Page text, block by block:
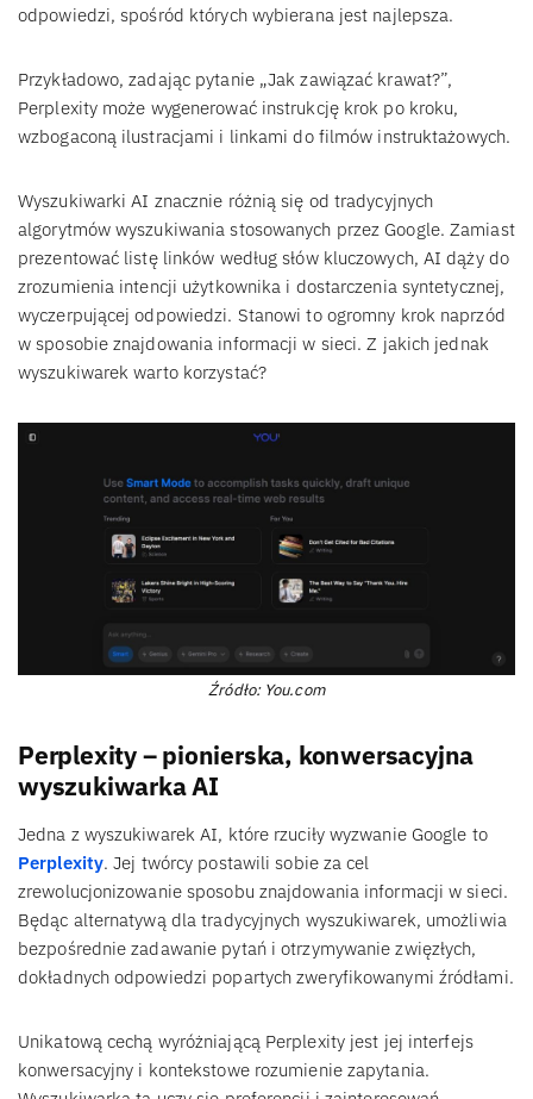
odpowiedzi, spośród których wybierana jest najlepsza.
Przykładowo, zadając pytanie „Jak zawiązać krawat?”,
Perplexity może wygenerować instrukcję krok po kroku,
wzbogaconą ilustracjami i linkami do filmów instruktażowych.
Wyszukiwarki AI znacznie różnią się od tradycyjnych
algorytmów wyszukiwania stosowanych przez Google. Zamiast
prezentować listę linków według słów kluczowych, AI dąży do
zrozumienia intencji użytkownika i dostarczenia syntetycznej,
wyczerpującej odpowiedzi. Stanowi to ogromny krok naprzód
w sposobie znajdowania informacji w sieci. Z jakich jednak
wyszukiwarek warto korzystać?
Źródło: You.com
Perplexity – pionierska, konwersacyjna
wyszukiwarka AI
Jedna z wyszukiwarek AI, które rzuciły wyzwanie Google to
Perplexity. Jej twórcy postawili sobie za cel
zrewolucjonizowanie sposobu znajdowania informacji w sieci.
Będąc alternatywą dla tradycyjnych wyszukiwarek, umożliwia
bezpośrednie zadawanie pytań i otrzymywanie zwięzłych,
dokładnych odpowiedzi popartych zweryfikowanymi źródłami.
Unikatową cechą wyróżniającą Perplexity jest jej interfejs
konwersacyjny i kontekstowe rozumienie zapytania.